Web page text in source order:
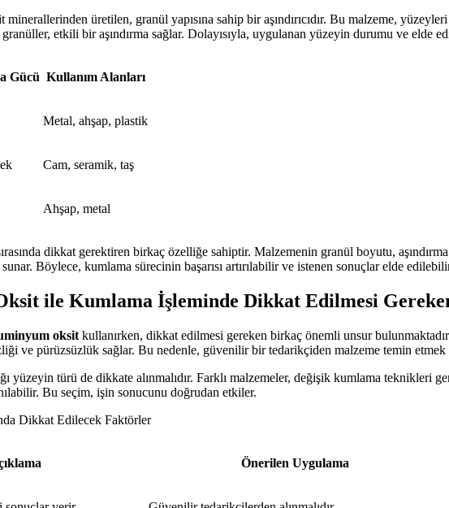
üretilen, granül yapısına sahip bir aşındırıcıdır. Bu malzeme,
granüller, etkili bir aşındırma sağlar. Dolayısıyla, uygulanan yüzeyin durumu ve
Gücü Kullanım Alanları
Metal, ahşap, plastik
Cam, seramik, taş
Ahşap, metal
dikkat gerektiren birkaç özelliğe sahiptir. Malzemenin granül boyutu,
Böylece, kumlama sürecinin başarısı artırılabilir ve istenen sonuçlar elde
ile Kumlama İşleminde Dikkat Edilmesi
oksit kullanırken, dikkat edilmesi gereken birkaç önemli unsur
ve pürüzsüzlük sağlar. Bu nedenle, güvenilir bir tedarikçiden malzeme temin etmek
yüzeyin türü de dikkate alınmalıdır. Farklı malzemeler, değişik kumlama
Bu seçim, işin sonucunu doğrudan etkiler.
Dikkat Edilecek Faktörler
Önerilen Uygulama